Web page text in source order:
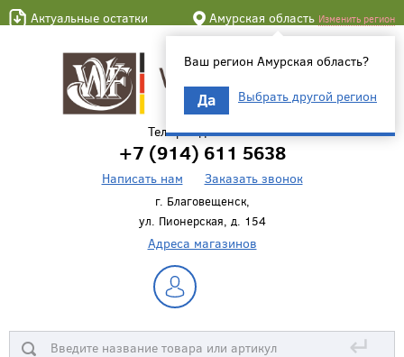
Актуальные остатки Амурская область Изменить регион
Ваш регион Амурская область?
Да Выбрать другой регион
Телефон для связи
+7 (914) 611 5638
Написать нам Заказать звонок
г. Благовещенск,
ул. Пионерская, д. 154
Адреса магазинов
↵